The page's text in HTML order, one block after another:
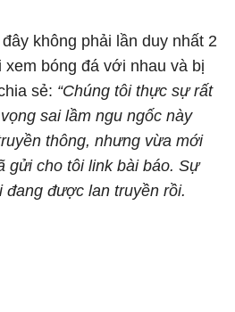
không phải lần duy nhất 2
bóng đá với nhau và bị
sẻ: “Chúng tôi thực sự rất
sai lầm ngu ngốc này
thông, nhưng vừa mới
gửi cho tôi link bài báo. Sự
đang được lan truyền rồi.